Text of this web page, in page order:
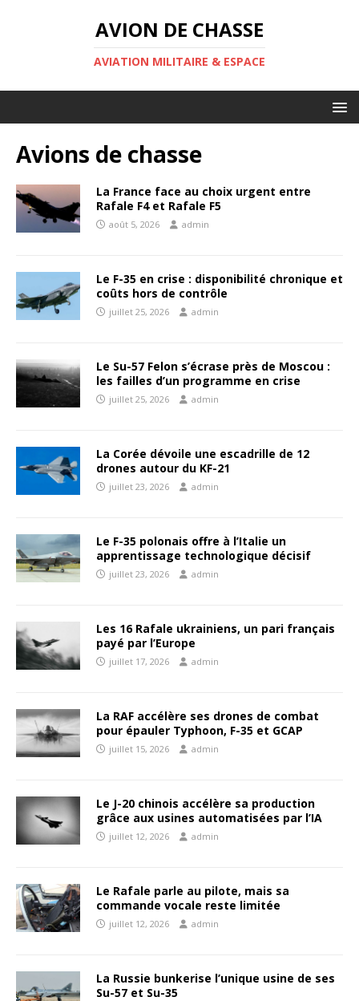
AVION DE CHASSE
AVIATION MILITAIRE & ESPACE
Avions de chasse
La France face au choix urgent entre
Rafale F4 et Rafale F5
août 5, 2026 admin
Le F-35 en crise : disponibilité chronique et
coûts hors de contrôle
juillet 25, 2026 admin
Le Su-57 Felon s’écrase près de Moscou :
les failles d’un programme en crise
juillet 25, 2026 admin
La Corée dévoile une escadrille de 12
drones autour du KF-21
juillet 23, 2026 admin
Le F-35 polonais offre à l’Italie un
apprentissage technologique décisif
juillet 23, 2026 admin
Les 16 Rafale ukrainiens, un pari français
payé par l’Europe
juillet 17, 2026 admin
La RAF accélère ses drones de combat
pour épauler Typhoon, F-35 et GCAP
juillet 15, 2026 admin
Le J-20 chinois accélère sa production
grâce aux usines automatisées par l’IA
juillet 12, 2026 admin
Le Rafale parle au pilote, mais sa
commande vocale reste limitée
juillet 12, 2026 admin
La Russie bunkerise l’unique usine de ses
Su-57 et Su-35